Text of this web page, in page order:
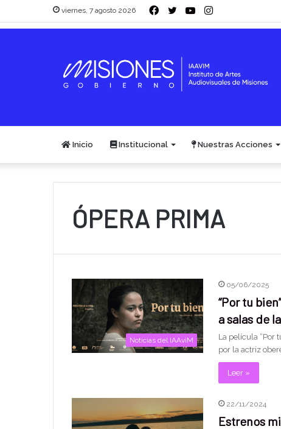
viernes, 7 agosto 2026 Facebook
TwitterYouTube
Inicio Institucional Nuestras Acciones
ÓPERA PRIMA
Noticias del IAAviM
05/06/2025
“Por tu
a salas de
La película “Por
por la actriz
Leer »
22/11/2024
Estrenos